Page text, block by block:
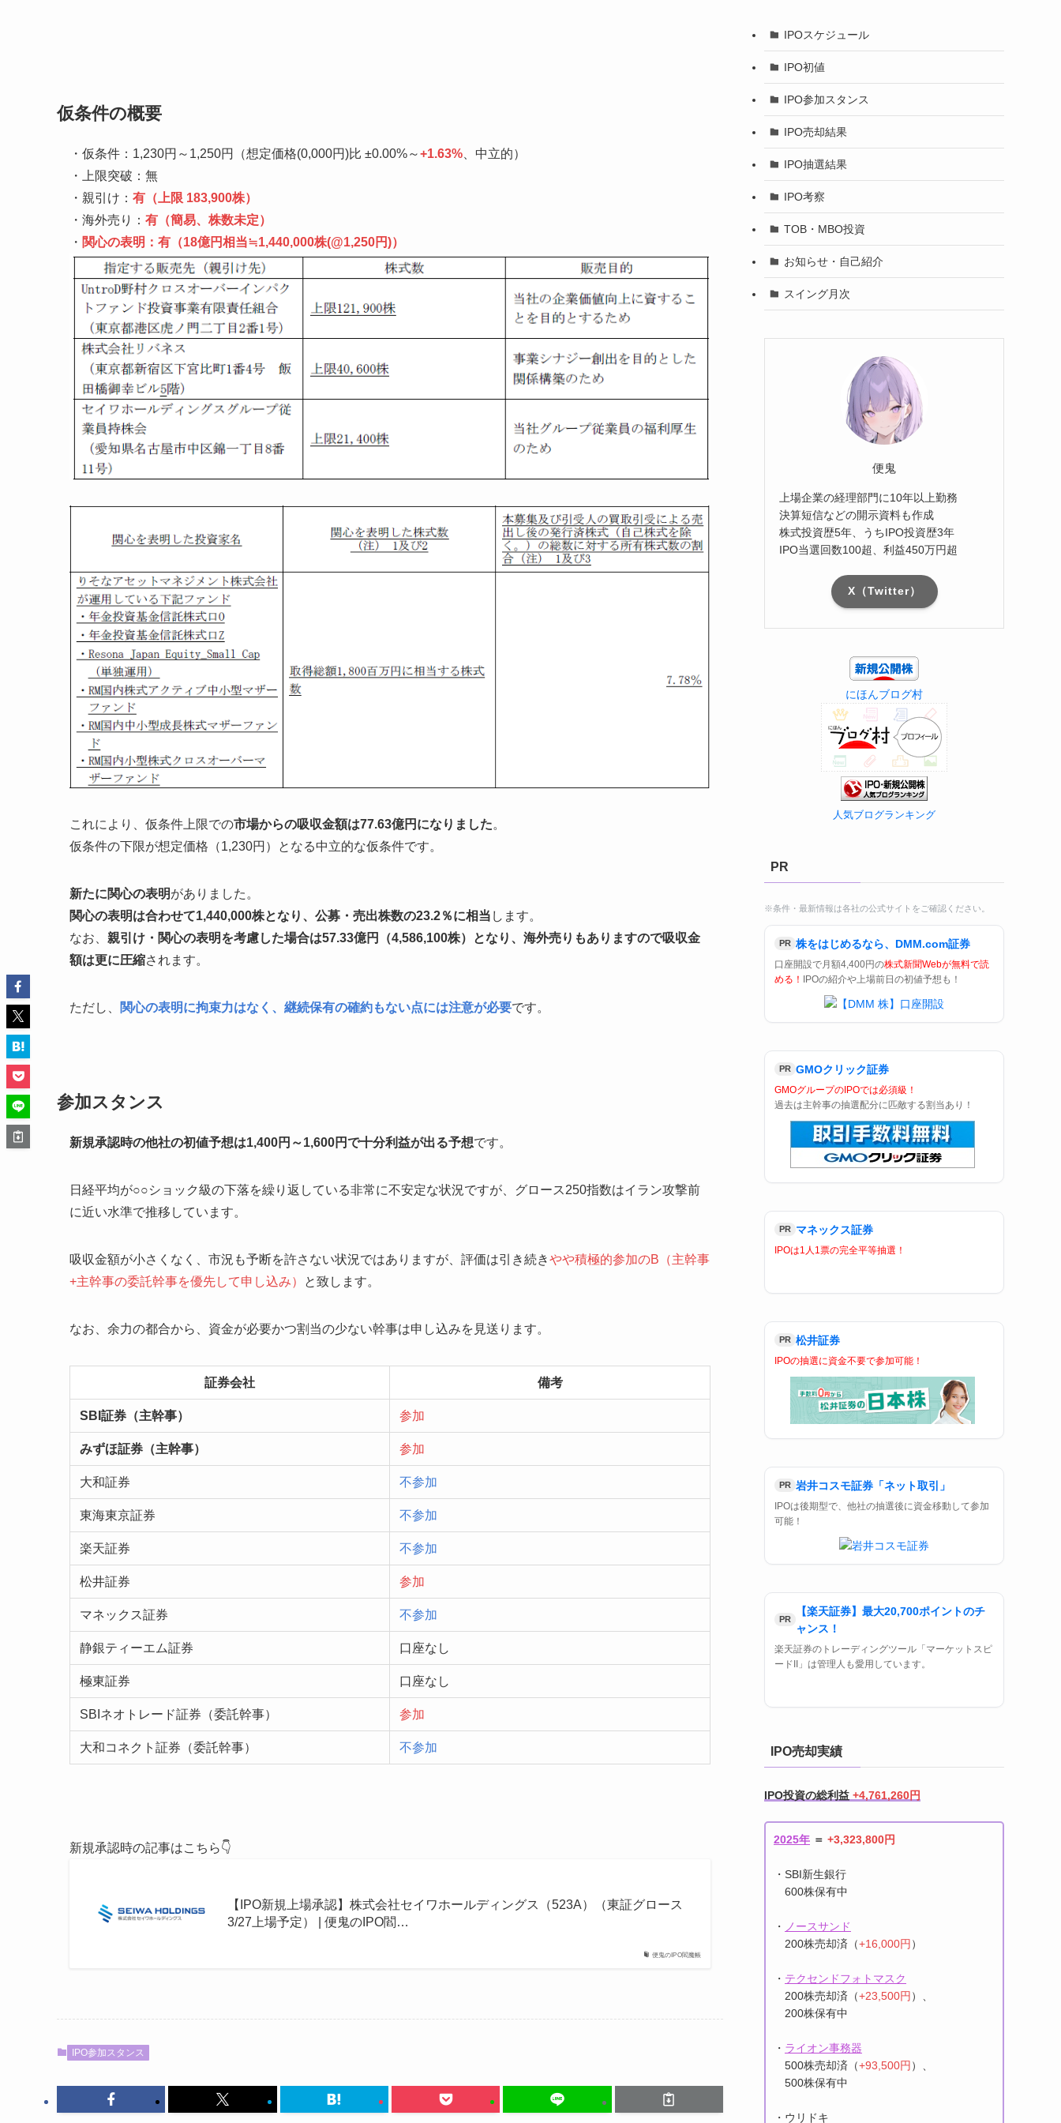
仮条件の概要
・仮条件：1,230円～1,250円（想定価格(0,000円)比 ±0.00%～+1.63% 、中立的）
・上限突破：無
・親引け： 有（上限 183,900株）
・海外売り： 有（簡易、株数未定）
・ 関心の表明： 有（18億円相当≒1,440,000株(@1,250円)）
これにより、仮条件上限での市場からの吸収金額は77.63億円になりました。
仮条件の下限が想定価格（1,230円）となる中立的な仮条件です。
新たに関心の表明がありました。
関心の表明は合わせて1,440,000株となり、公募・売出株数の23.2％に相当 します。
なお、 親引け・関心の表明を考慮した場合は57.33億円（4,586,100株）となり、海外売りもありますので吸収金
額は更に圧縮されます。
ただし、 関心の表明に拘束力はなく、継続保有の確約もない点には注意が必要です。
参加スタンス
新規承認時の他社の初値予想は1,400円～1,600円で十分利益が出る予想です。
日経平均が○○ショック級の下落を繰り返している非常に不安定な状況ですが、グロース250指数はイラン攻撃前
に近い水準で推移しています。
吸収金額が小さくなく、市況も予断を許さない状況ではありますが、評価は引き続きやや積極的参加のB（主幹事
+主幹事の委託幹事を優先して申し込み）
と致します。
なお、余力の都合から、資金が必要かつ割当の少ない幹事は申し込みを見送ります。
証券会社 備考
SBI証券（主幹事） 参加
みずほ証券（主幹事） 参加
大和証券 不参加
東海東京証券 不参加
楽天証券 不参加
松井証券 参加
マネックス証券 不参加
静銀ティーエム証券 口座なし
極東証券 口座なし
SBIネオトレード証券（委託幹事） 参加
大和コネクト証券（委託幹事） 不参加
新規承認時の記事はこちら👇
便鬼のIPO閻魔帳
【IPO新規上場承認】株式会社セイワホールディングス（523A）（東証グロース
3/27上場予定） | 便鬼のIPO閻…
IPO参加スタンス
IPOスケジュール
IPO初値
IPO参加スタンス
IPO売却結果
IPO抽選結果
IPO考察
TOB・MBO投資
お知らせ・自己紹介
スイング月次
便鬼
上場企業の経理部門に10年以上勤務
決算短信などの開示資料も作成
株式投資歴5年、うちIPO投資歴3年
IPO当選回数100超、利益450万円超
X（Twitter）
にほんブログ村
人気ブログランキング
PR
※条件・最新情報は各社の公式サイトをご確認ください。
PR 株をはじめるなら、DMM.com証券
口座開設で月額4,400円の株式新聞Webが無料で読
める！ IPOの紹介や上場前日の初値予想も！
PR GMOクリック証券
GMOグループのIPOでは必須級！
過去は主幹事の抽選配分に匹敵する割当あり！
PR マネックス証券
IPOは1人1票の完全平等抽選！
松井証券
IPOの抽選に資金不要で参加可能！
PR 岩井コスモ証券「ネット取引」
IPOは後期型で、他社の抽選後に資金移動して参加
PR
【楽天証券】最大20,700ポイントのチ
ャンス！
IPO投資の総利益
・SBI新生銀行
ノースサンド
200株売却済（
テクセンドフォトマスク
200株売却済（
+23,500円）、
200株保有中